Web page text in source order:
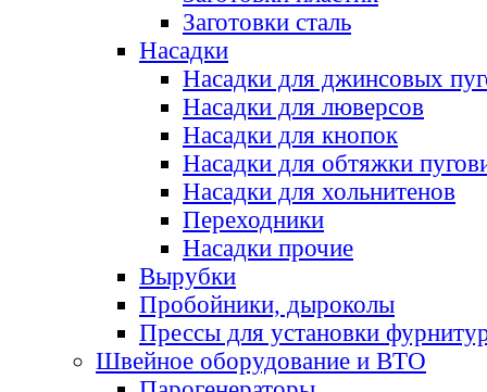
Заготовки сталь
Насадки
Насадки для джинсовых
Насадки для люверсов
Насадки для кнопок
Насадки для обтяжки
Насадки для хольнитенов
Переходники
Насадки прочие
Вырубки
Пробойники, дыроколы
Прессы для установки
Швейное оборудование и ВТО